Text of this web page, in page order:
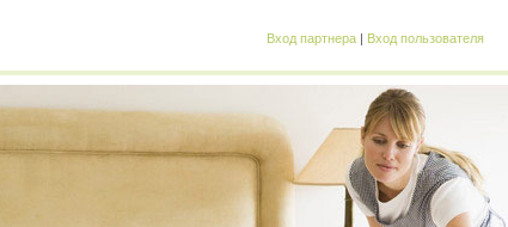
Вход партнера | Вход пользователя